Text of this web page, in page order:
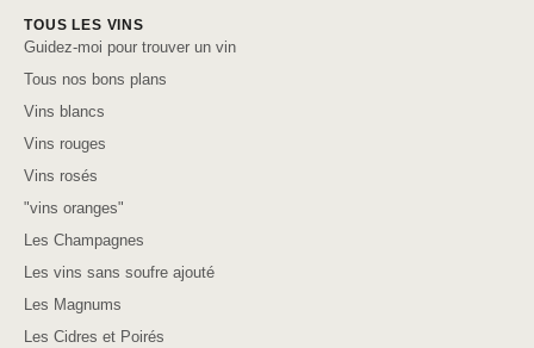
TOUS LES VINS
Guidez-moi pour trouver un vin
Tous nos bons plans
Vins blancs
Vins rouges
Vins rosés
"vins oranges"
Les Champagnes
Les vins sans soufre ajouté
Les Magnums
Les Cidres et Poirés